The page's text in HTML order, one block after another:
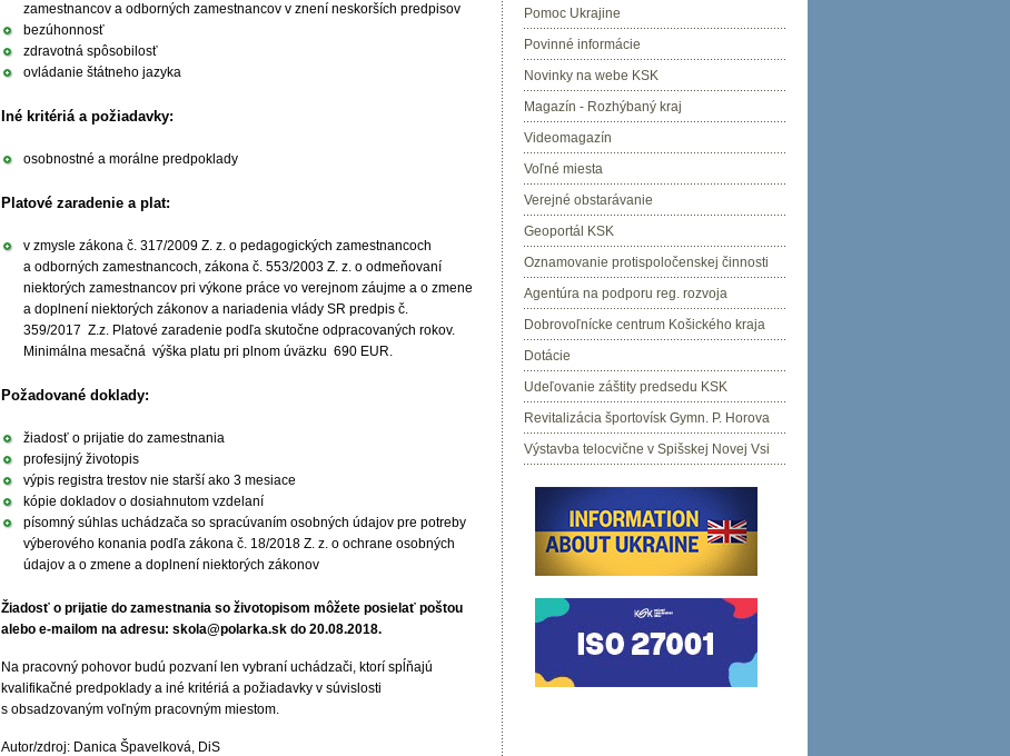
zamestnancov a odborných zamestnancov v znení neskorších predpisov
bezúhonnosť
zdravotná spôsobilosť
ovládanie štátneho jazyka
Iné kritériá a požiadavky:
osobnostné a morálne predpoklady
Platové zaradenie a plat:
v zmysle zákona č. 317/2009 Z. z. o pedagogických zamestnancoch
a odborných zamestnancoch, zákona č. 553/2003 Z. z. o odmeňovaní
niektorých zamestnancov pri výkone práce vo verejnom záujme a o zmene
a doplnení niektorých zákonov a nariadenia vlády SR predpis č.
359/2017 Z.z. Platové zaradenie podľa skutočne odpracovaných rokov.
Minimálna mesačná výška platu pri plnom úväzku 690 EUR.
Požadované doklady:
žiadosť o prijatie do zamestnania
profesijný životopis
výpis registra trestov nie starší ako 3 mesiace
kópie dokladov o dosiahnutom vzdelaní
písomný súhlas uchádzača so spracúvaním osobných údajov pre potreby
výberového konania podľa zákona č. 18/2018 Z. z. o ochrane osobných
údajov a o zmene a doplnení niektorých zákonov
Žiadosť o prijatie do zamestnania so životopisom môžete posielať poštou
alebo e-mailom na adresu: skola@polarka.sk do 20.08.2018.
Na pracovný pohovor budú pozvaní len vybraní uchádzači, ktorí spĺňajú
kvalifikačné predpoklady a iné kritériá a požiadavky v súvislosti
s obsadzovaným voľným pracovným miestom.
Autor/zdroj: Danica Špavelková, DiS
Pomoc Ukrajine
Povinné informácie
Novinky na webe KSK
Magazín - Rozhýbaný kraj
Videomagazín
Voľné miesta
Verejné obstarávanie
Geoportál KSK
Oznamovanie protispoločenskej činnosti
Agentúra na podporu reg. rozvoja
Dobrovoľnícke centrum Košického kraja
Dotácie
Udeľovanie záštity predsedu KSK
Revitalizácia športovísk Gymn. P. Horova
Výstavba telocvične v Spišskej Novej Vsi